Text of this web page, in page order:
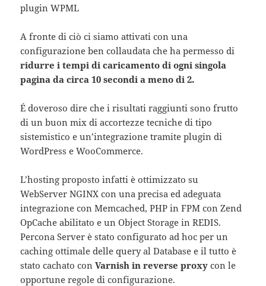
plugin WPML
A fronte di ciò ci siamo attivati con una
configurazione ben collaudata che ha permesso di
ridurre i tempi di caricamento di ogni singola
pagina da circa 10 secondi a meno di 2.
É doveroso dire che i risultati raggiunti sono frutto
di un buon mix di accortezze tecniche di tipo
sistemistico e un’integrazione tramite plugin di
WordPress e WooCommerce.
L’hosting proposto infatti è ottimizzato su
WebServer NGINX con una precisa ed adeguata
integrazione con Memcached, PHP in FPM con Zend
OpCache abilitato e un Object Storage in REDIS.
Percona Server è stato configurato ad hoc per un
caching ottimale delle query al Database e il tutto è
stato cachato conVarnish in reverse proxy con le
opportune regole di configurazione.